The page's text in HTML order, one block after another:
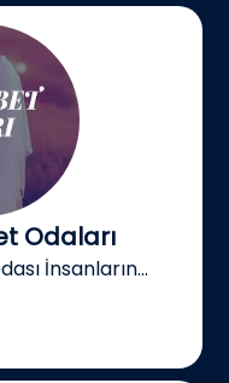
Odaları
İnsanların...